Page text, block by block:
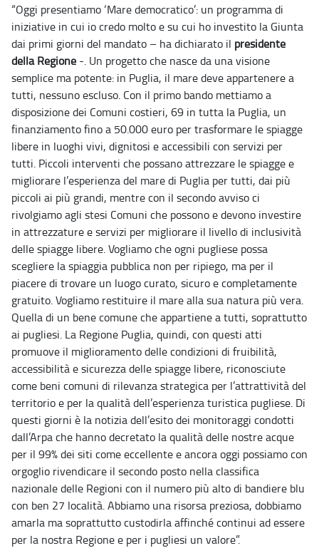
“Oggi presentiamo ‘Mare democratico’: un programma di
iniziative in cui io credo molto e su cui ho investito la Giunta
dai primi giorni del mandato – ha dichiarato il presidente
della Regione -. Un progetto che nasce da una visione
semplice ma potente: in Puglia, il mare deve appartenere a
tutti, nessuno escluso. Con il primo bando mettiamo a
disposizione dei Comuni costieri, 69 in tutta la Puglia, un
finanziamento fino a 50.000 euro per trasformare le spiagge
libere in luoghi vivi, dignitosi e accessibili con servizi per
tutti. Piccoli interventi che possano attrezzare le spiagge e
migliorare l’esperienza del mare di Puglia per tutti, dai più
piccoli ai più grandi, mentre con il secondo avviso ci
rivolgiamo agli stesi Comuni che possono e devono investire
in attrezzature e servizi per migliorare il livello di inclusività
delle spiagge libere. Vogliamo che ogni pugliese possa
scegliere la spiaggia pubblica non per ripiego, ma per il
piacere di trovare un luogo curato, sicuro e completamente
gratuito. Vogliamo restituire il mare alla sua natura più vera.
Quella di un bene comune che appartiene a tutti, soprattutto
ai pugliesi. La Regione Puglia, quindi, con questi atti
promuove il miglioramento delle condizioni di fruibilità,
accessibilità e sicurezza delle spiagge libere, riconosciute
come beni comuni di rilevanza strategica per l’attrattività del
territorio e per la qualità dell’esperienza turistica pugliese. Di
questi giorni è la notizia dell’esito dei monitoraggi condotti
dall’Arpa che hanno decretato la qualità delle nostre acque
per il 99% dei siti come eccellente e ancora oggi possiamo con
orgoglio rivendicare il secondo posto nella classifica
nazionale delle Regioni con il numero più alto di bandiere blu
con ben 27 località. Abbiamo una risorsa preziosa, dobbiamo
amarla ma soprattutto custodirla affinché continui ad essere
per la nostra Regione e per i pugliesi un valore”.